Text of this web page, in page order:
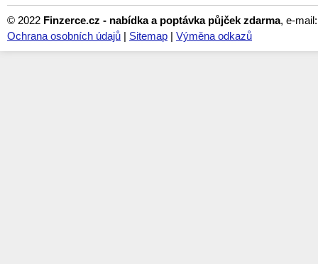
© 2022 Finzerce.cz - nabídka a poptávka půjček zdarma, e-
Ochrana osobních údajů | Sitemap | Výměna odkazů